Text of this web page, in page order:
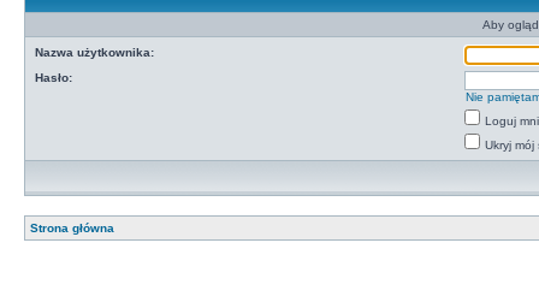
Aby
Nazwa użytkownika:
Hasło:
Nie
Loguj
Ukryj mój
Strona główna